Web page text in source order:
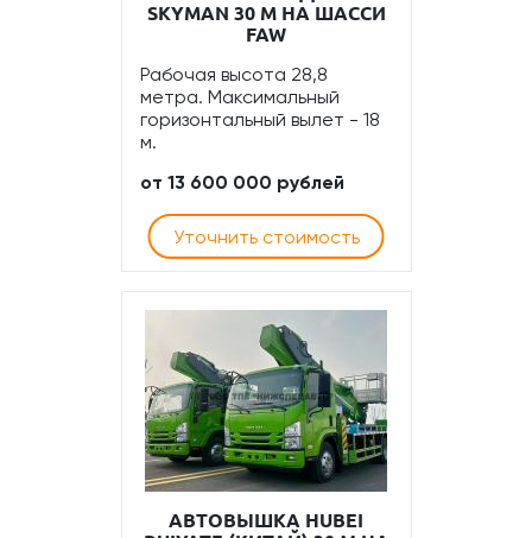
SKYMAN 30 М НА ШАССИ
FAW
Рабочая высота 28,8
метра. Максимальный
горизонтальный вылет - 18
м.
от 13 600 000 рублей
Уточнить стоимость
АВТОВЫШКА HUBEI